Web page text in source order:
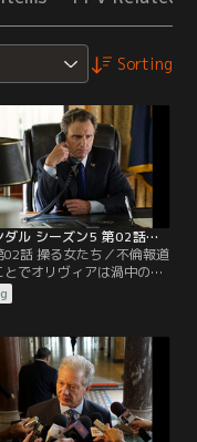
Sorting
スキャンダル シーズン5 第02話／吹替
02話 操る女たち／不倫報道
とでオリヴィアは渦中の人
れを機に彼女との仲を公
するグラントは2人そろ
れるアビーを困らせる。騒
離を置きたいオリヴィア
の依頼を受けてノースカロ
へ向かう…。